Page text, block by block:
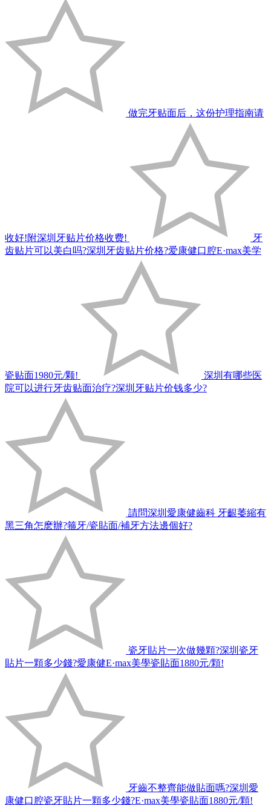
做完牙贴面后，这份护理指南请
收好!附深圳牙贴片价格收费!
牙
齿贴片可以美白吗?深圳牙齿贴片价格?爱康健口腔E·max美学
瓷贴面1980元/颗!
深圳有哪些医
院可以进行牙齿贴面治疗?深圳牙贴片价钱多少?
請問深圳愛康健齒科 牙齦萎縮有
黑三角怎麽辦?箍牙/瓷貼面/補牙方法邊個好?
瓷牙貼片一次做幾顆?深圳瓷牙
貼片一顆多少錢?愛康健E·max美學瓷貼面1880元/顆!
牙齒不整齊能做貼面嗎?深圳愛
康健口腔瓷牙貼片一顆多少錢?E·max美學瓷貼面1880元/顆!